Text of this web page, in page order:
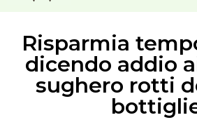
Risparmia
dicendo addio
sughero rotti